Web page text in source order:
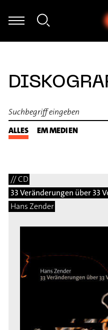
ALLES EM MEDIEN
// CD
33 Veränderungen über 33
Hans Zender